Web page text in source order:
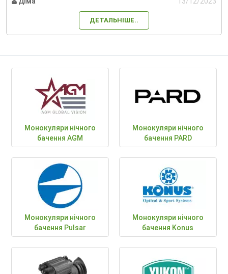
ДЕТАЛЬНІШЕ..
Монокуляри нічного
бачення AGM
Монокуляри нічного
бачення PARD
Монокуляри нічного
бачення Pulsar
Монокуляри нічного
бачення Konus